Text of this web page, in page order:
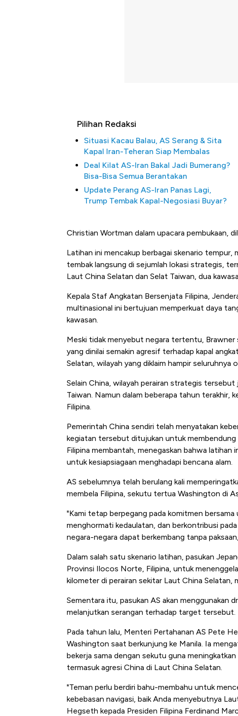
Pilihan Redaksi
Situasi Kacau Balau, AS Serang & Sita
Kapal Iran-Teheran Siap Membalas
Deal Kilat AS-Iran Bakal Jadi Bumerang?
Bisa-Bisa Semua Berantakan
Update Perang AS-Iran Panas Lagi,
Trump Tembak Kapal-Negosiasi Buyar?
Christian Wortman dalam upacara pembukaan,
Latihan ini mencakup berbagai skenario tempur,
tembak langsung di sejumlah lokasi strategis,
Laut China Selatan dan Selat Taiwan, dua
Kepala Staf Angkatan Bersenjata Filipina,
multinasional ini bertujuan memperkuat daya
kawasan.
Meski tidak menyebut negara tertentu, Brawner
yang dinilai semakin agresif terhadap kapal
Selatan, wilayah yang diklaim hampir seluruhnya
Selain China, wilayah perairan strategis
Taiwan. Namun dalam beberapa tahun terakhir,
Filipina.
Pemerintah China sendiri telah menyatakan
kegiatan tersebut ditujukan untuk membendung
Filipina membantah, menegaskan bahwa latihan
untuk kesiapsiagaan menghadapi bencana alam.
AS sebelumnya telah berulang kali
membela Filipina, sekutu tertua Washington di
"Kami tetap berpegang pada komitmen
menghormati kedaulatan, dan berkontribusi
negara-negara dapat berkembang tanpa
Dalam salah satu skenario latihan, pasukan
Provinsi Ilocos Norte, Filipina, untuk
kilometer di perairan sekitar Laut China
Sementara itu, pasukan AS akan menggunakan
melanjutkan serangan terhadap target tersebut.
Pada tahun lalu, Menteri Pertahanan AS Pete
Washington saat berkunjung ke Manila. Ia
bekerja sama dengan sekutu guna
termasuk agresi China di Laut China Selatan.
"Teman perlu berdiri bahu-membahu untuk
kebebasan navigasi, baik Anda menyebutnya
Hegseth kepada Presiden Filipina Ferdinand
Begini Cara Korsel atasi Panas
di Jaman Dulu